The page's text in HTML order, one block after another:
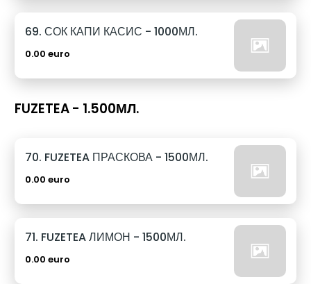
69. СОК КАПИ КАСИС - 1000МЛ.
0.00 euro
FUZETEA - 1.500МЛ.
70. FUZETEA ПРАСКОВА - 1500МЛ.
0.00 euro
71. FUZETEA ЛИМОН - 1500МЛ.
0.00 euro